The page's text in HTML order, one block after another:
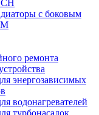
с боковым
ремонта
энергозависимых
водонагревателей